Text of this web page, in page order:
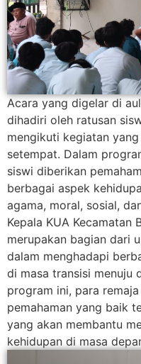
Acara yang digelar di
dihadiri oleh ratusan
mengikuti kegiatan
setempat. Dalam
siswi diberikan
berbagai aspek
agama, moral, sosial,
Kepala KUA Kecamatan
merupakan bagian dari
dalam menghadapi
di masa transisi menuju
program ini, para
pemahaman yang baik
yang akan membantu
kehidupan di masa